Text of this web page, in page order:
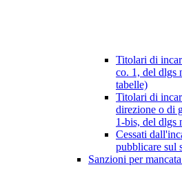
Titolari di
co. 1, del dlgs
tabelle)
Titolari di
direzione o di
1-bis, del dlgs
Cessati
pubblicare sul
Sanzioni per